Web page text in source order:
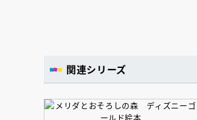
関連シリーズ